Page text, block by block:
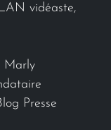
vidéaste,
Marly
Presse